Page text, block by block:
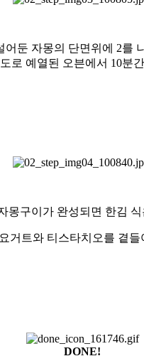
어둔 자몽의 단면위에 2를
로 예열된 오븐에서 10분
몽구이가 완성되면 한김 식
거트와 티스타치오를 곁들
DONE!